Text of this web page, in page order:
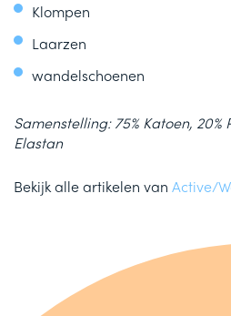
Klompen
Laarzen
wandelschoenen
Samenstelling: 75% Katoen, 20%
Elastan
Bekijk alle artikelen van Active/